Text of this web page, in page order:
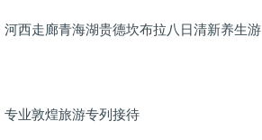
河西走廊青海湖贵德坎布拉八日清新养生游
专业敦煌旅游专列接待